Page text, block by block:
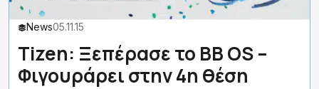
News05.11.15
Tizen: Ξεπέρασε το ΒΒ OS –
Φιγουράρει στην 4η θέση